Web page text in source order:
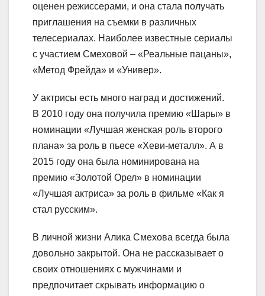
оценен режиссерами, и она стала получать
приглашения на съемки в различных
телесериалах. Наиболее известные сериалы
с участием Смеховой – «Реальные пацаны»,
«Метод Фрейда» и «Универ».
У актрисы есть много наград и достижений.
В 2010 году она получила премию «Шары» в
номинации «Лучшая женская роль второго
плана» за роль в пьесе «Хеви-металл». А в
2015 году она была номинирована на
премию «Золотой Орел» в номинации
«Лучшая актриса» за роль в фильме «Как я
стал русским».
В личной жизни Алика Смехова всегда была
довольно закрытой. Она не рассказывает о
своих отношениях с мужчинами и
предпочитает скрывать информацию о